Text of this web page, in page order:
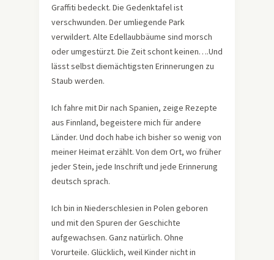
Graffiti bedeckt. Die Gedenktafel ist
verschwunden. Der umliegende Park
verwildert. Alte Edellaubbäume sind morsch
oder umgestürzt. Die Zeit schont keinen….Und
lässt selbst diemächtigsten Erinnerungen zu
Staub werden.
Ich fahre mit Dir nach Spanien, zeige Rezepte
aus Finnland, begeistere mich für andere
Länder. Und doch habe ich bisher so wenig von
meiner Heimat erzählt. Von dem Ort, wo früher
jeder Stein, jede Inschrift und jede Erinnerung
deutsch sprach.
Ich bin in Niederschlesien in Polen geboren
und mit den Spuren der Geschichte
aufgewachsen. Ganz natürlich. Ohne
Vorurteile. Glücklich, weil Kinder nicht in